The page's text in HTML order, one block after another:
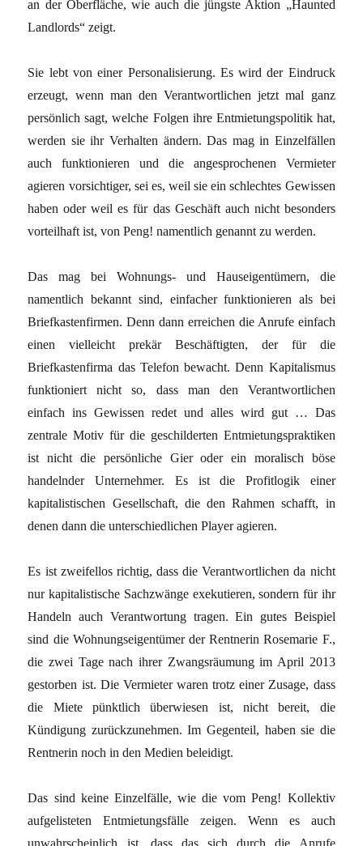
an der Oberfläche, wie auch die jüngste Aktion „Haunted
Landlords“ zeigt.
Sie lebt von einer Personalisierung. Es wird der Eindruck
erzeugt, wenn man den Verantwortlichen jetzt mal ganz
persönlich sagt, welche Folgen ihre Entmietungspolitik hat,
werden sie ihr Verhalten ändern. Das mag in Einzelfällen
auch funktionieren und die angesprochenen Vermieter
agieren vorsichtiger, sei es, weil sie ein schlechtes Gewissen
haben oder weil es für das Geschäft auch nicht besonders
vorteilhaft ist, von Peng! namentlich genannt zu werden.
Das mag bei Wohnungs- und Hauseigentümern, die
namentlich bekannt sind, einfacher funktionieren als bei
Briefkastenfirmen. Denn dann erreichen die Anrufe einfach
einen vielleicht prekär Beschäftigten, der für die
Briefkastenfirma das Telefon bewacht. Denn Kapitalismus
funktioniert nicht so, dass man den Verantwortlichen
einfach ins Gewissen redet und alles wird gut … Das
zentrale Motiv für die geschilderten Entmietungspraktiken
ist nicht die persönliche Gier oder ein moralisch böse
handelnder Unternehmer. Es ist die Profitlogik einer
kapitalistischen Gesellschaft, die den Rahmen schafft, in
denen dann die unterschiedlichen Player agieren.
Es ist zweifellos richtig, dass die Verantwortlichen da nicht
nur kapitalistische Sachzwänge exekutieren, sondern für ihr
Handeln auch Verantwortung tragen. Ein gutes Beispiel
sind die Wohnungseigentümer der Rentnerin Rosemarie F.,
die zwei Tage nach ihrer Zwangsräumung im April 2013
gestorben ist. Die Vermieter waren trotz einer Zusage, dass
die Miete pünktlich überwiesen ist, nicht bereit, die
Kündigung zurückzunehmen. Im Gegenteil, haben sie die
Rentnerin noch in den Medien beleidigt.
Das sind keine Einzelfälle, wie die vom Peng! Kollektiv
aufgelisteten Entmietungsfälle zeigen. Wenn es auch
unwahrscheinlich ist, dass das sich durch die Anrufe